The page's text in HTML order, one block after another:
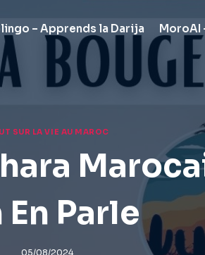
– Apprends la Darija MoroAI
SUR LA VIE AU MAROC
En Parle
05/08/2024